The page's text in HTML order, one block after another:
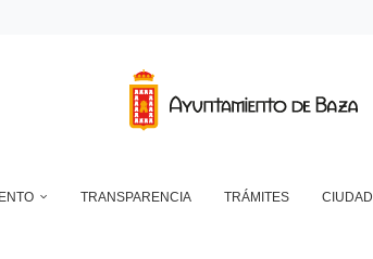
MUNICIPAL DE AGUA DE LA CUESTA DEL
TRANSPARENCIA TRÁMITES CIUDAD